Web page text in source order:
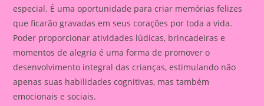
especial. É uma oportunidade para criar memórias felizes
que ficarão gravadas em seus corações por toda a vida.
Poder proporcionar atividades lúdicas, brincadeiras e
momentos de alegria é uma forma de promover o
desenvolvimento integral das crianças, estimulando não
apenas suas habilidades cognitivas, mas também
emocionais e sociais.